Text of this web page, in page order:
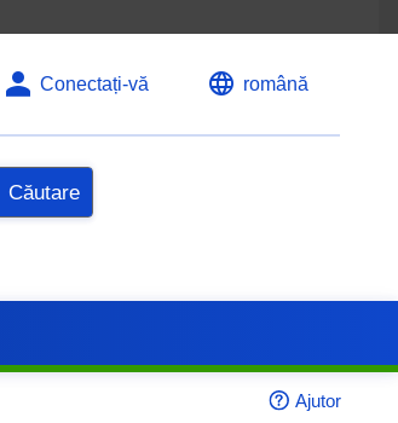
Conectați-vă română
Căutare
Ajutor